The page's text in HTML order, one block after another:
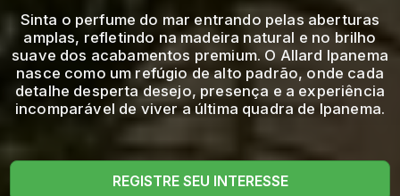
Sinta o perfume do mar entrando pelas aberturas
amplas, refletindo na madeira natural e no brilho
suave dos acabamentos premium. O Allard Ipanema
nasce como um refúgio de alto padrão, onde cada
detalhe desperta desejo, presença e a experiência
incomparável de viver a última quadra de Ipanema.
REGISTRE SEU INTERESSE